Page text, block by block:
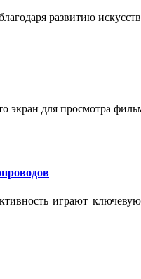
развитию
экран для просмотра
играют